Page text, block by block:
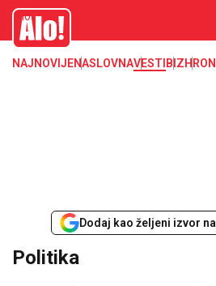
Alo
NAJNOVIJENASLOVNAVESTI BIZ
Dodaj kao željeni izvor
Politika